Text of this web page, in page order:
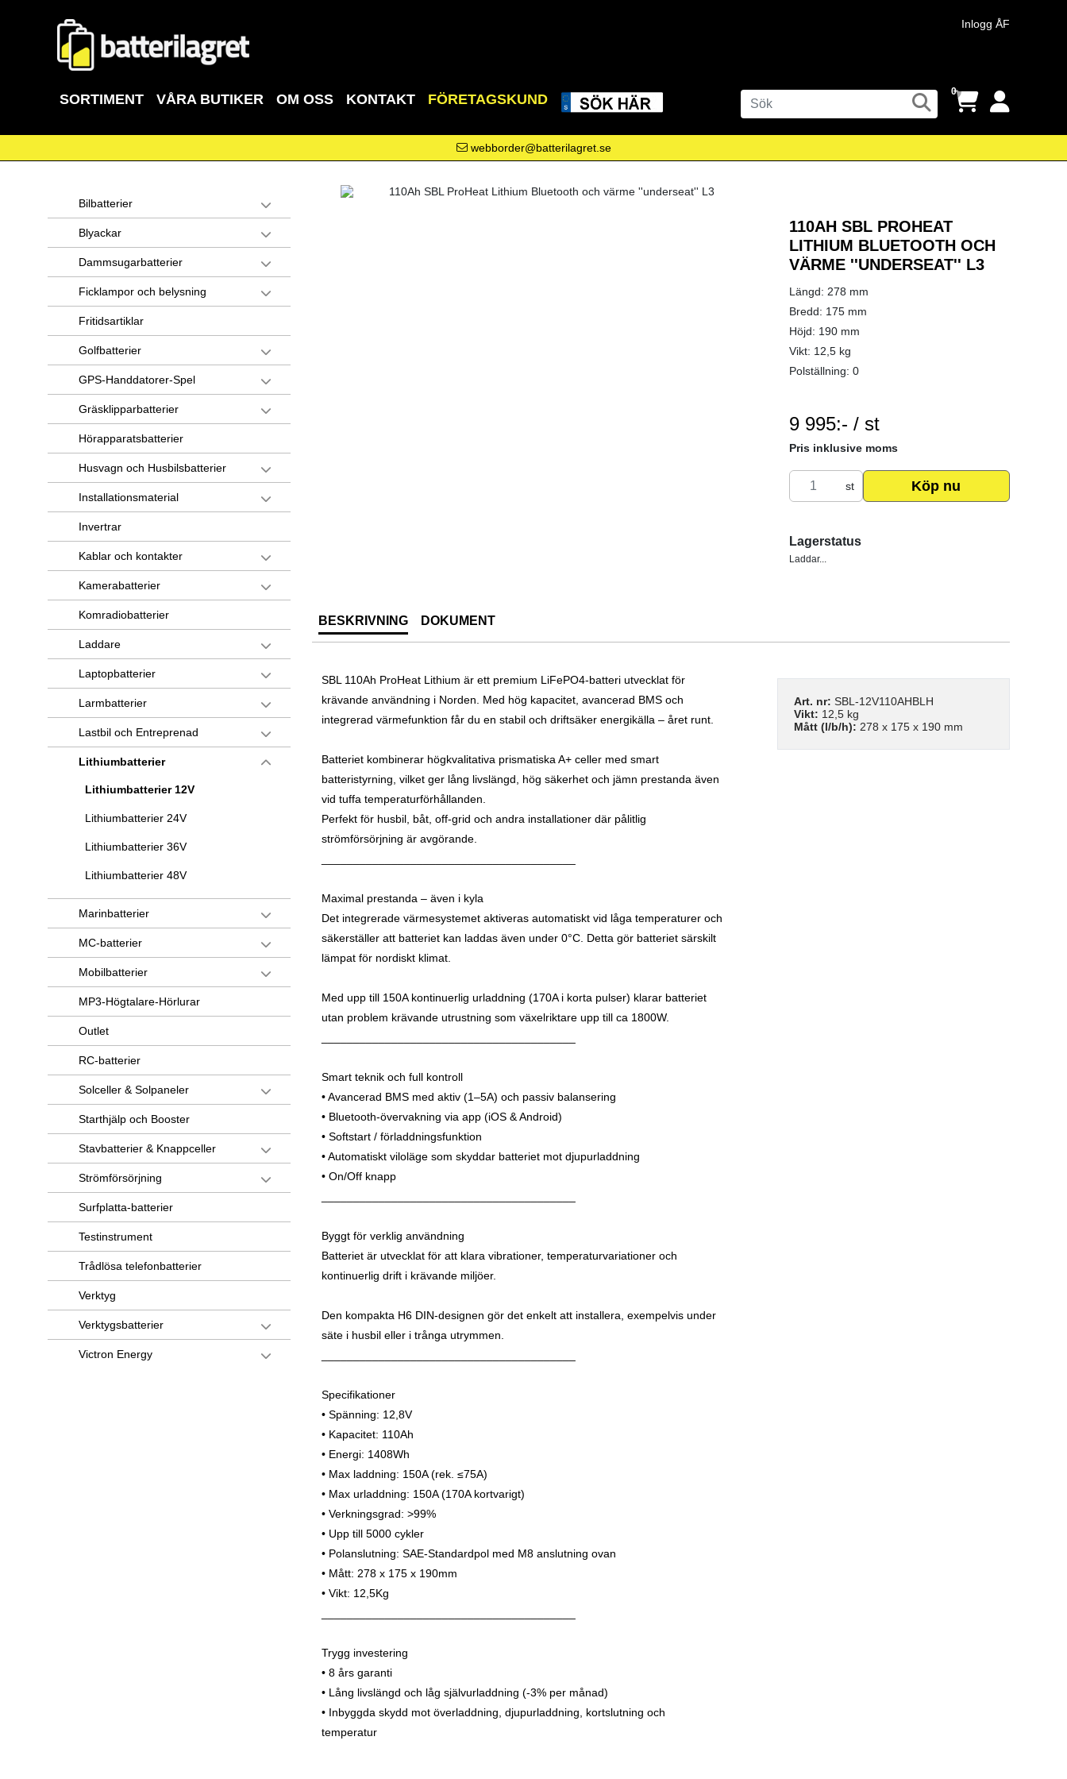
Inlogg ÅF
SORTIMENT VÅRA BUTIKER OM OSS KONTAKT FÖRETAGSKUND
0
webborder@batterilagret.se
Bilbatterier
Blyackar
Dammsugarbatterier
Ficklampor och belysning
Fritidsartiklar
Golfbatterier
GPS-Handdatorer-Spel
Gräsklipparbatterier
Hörapparatsbatterier
Husvagn och Husbilsbatterier
Installationsmaterial
Invertrar
Kablar och kontakter
Kamerabatterier
Komradiobatterier
Laddare
Laptopbatterier
Larmbatterier
Lastbil och Entreprenad
Lithiumbatterier
Lithiumbatterier 12V
Lithiumbatterier 24V
Lithiumbatterier 36V
Lithiumbatterier 48V
Marinbatterier
MC-batterier
Mobilbatterier
MP3-Högtalare-Hörlurar
Outlet
RC-batterier
Solceller & Solpaneler
Starthjälp och Booster
Stavbatterier & Knappceller
Strömförsörjning
Surfplatta-batterier
Testinstrument
Trådlösa telefonbatterier
Verktyg
Verktygsbatterier
Victron Energy
110AH SBL PROHEAT
LITHIUM BLUETOOTH OCH
VÄRME ''UNDERSEAT'' L3
Längd: 278 mm
Bredd: 175 mm
Höjd: 190 mm
Vikt: 12,5 kg
Polställning: 0
9 995:- / st
SEK per ST
Pris inklusive moms
st Köp nu
Lagerstatus
Laddar...
BESKRIVNING DOKUMENT
SBL 110Ah ProHeat Lithium är ett premium LiFePO4-batteri utvecklat för
krävande användning i Norden. Med hög kapacitet, avancerad BMS och
integrerad värmefunktion får du en stabil och driftsäker energikälla – året runt.
Batteriet kombinerar högkvalitativa prismatiska A+ celler med smart
batteristyrning, vilket ger lång livslängd, hög säkerhet och jämn prestanda även
vid tuffa temperaturförhållanden.
Perfekt för husbil, båt, off-grid och andra installationer där pålitlig
strömförsörjning är avgörande.
Maximal prestanda – även i kyla
Det integrerade värmesystemet aktiveras automatiskt vid låga temperaturer och
säkerställer att batteriet kan laddas även under 0°C. Detta gör batteriet särskilt
lämpat för nordiskt klimat.
Med upp till 150A kontinuerlig urladdning (170A i korta pulser) klarar batteriet
utan problem krävande utrustning som växelriktare upp till ca 1800W.
Smart teknik och full kontroll
• Avancerad BMS med aktiv (1–5A) och passiv balansering
• Bluetooth-övervakning via app (iOS & Android)
• Softstart / förladdningsfunktion
• Automatiskt viloläge som skyddar batteriet mot djupurladdning
• On/Off knapp
Byggt för verklig användning
Batteriet är utvecklat för att klara vibrationer, temperaturvariationer och
kontinuerlig drift i krävande miljöer.
Den kompakta H6 DIN-designen gör det enkelt att installera, exempelvis under
säte i husbil eller i trånga utrymmen.
Specifikationer
• Spänning: 12,8V
• Kapacitet: 110Ah
• Energi: 1408Wh
• Max laddning: 150A (rek. ≤75A)
• Max urladdning: 150A (170A kortvarigt)
• Verkningsgrad: >99%
• Upp till 5000 cykler
• Polanslutning: SAE-Standardpol med M8 anslutning ovan
• Mått: 278 x 175 x 190mm
• Vikt: 12,5Kg
Trygg investering
• 8 års garanti
• Lång livslängd och låg självurladdning (-3% per månad)
• Inbyggda skydd mot överladdning, djupurladdning, kortslutning och
temperatur
Art. nr: SBL-12V110AHBLH
Vikt: 12,5 kg
Mått (l/b/h): 278 x 175 x 190 mm